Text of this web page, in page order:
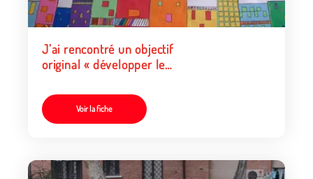
J’ai rencontré un objectif
original « développer le
Voir la fiche